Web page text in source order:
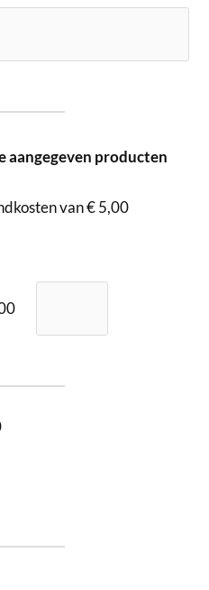
aangegeven producten
van€5,00